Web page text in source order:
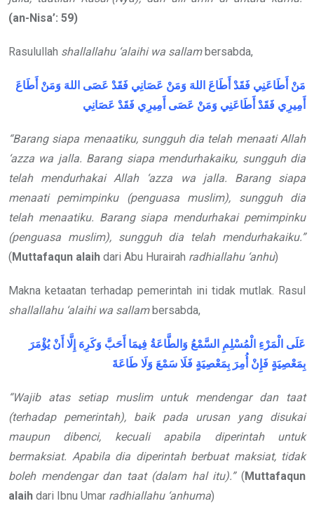
(an-Nisa’: 59)
Rasulullah shallallahu ‘alaihi wa sallambersabda,
مَنْ أَطَاعَنِي فَقَدْ أَطَاعَ اللهَ وَمَنْ عَصَانِي فَقَدْ عَصَى اللهَ وَمَنْ أَطَاعَ
أَمِيرِي فَقَدْ أَطَاعَنِي وَمَنْ عَصَى أَمِيرِي فَقَدْ عَصَانِي
“Barang siapa menaatiku, sungguh dia telah menaati Allah
‘azza wa jalla. Barang siapa mendurhakaiku, sungguh dia
telah mendurhakai Allah
‘azza wa jalla. Barang siapa
menaati pemimpinku (penguasa muslim), sungguh dia
telah menaatiku. Barang siapa mendurhakai pemimpinku
(penguasa muslim), sungguh dia telah mendurhakaiku.”
( Muttafaqun alaih dari Abu Hurairah radhiallahu ‘anhu)
Makna ketaatan terhadap pemerintah ini tidak mutlak. Rasul
shallallahu ‘alaihi wa sallambersabda,
عَلَى الْمَرْءِ الْمُسْلِمِ السَّمْعُ وَالطَّاعَةُ فِيمَا أَحَبَّ وَكَرِهَ إِلَّا أَنْ يُؤْمَرَ
بِمَعْصِيَةٍ فَإِنْ أُمِرَ بِمَعْصِيَةٍ فَلَا سَمْعَ وَلَا طَاعَةَ
“Wajib atas setiap muslim untuk mendengar dan taat
(terhadap pemerintah), baik pada urusan yang disukai
maupun dibenci, kecuali apabila diperintah untuk
bermaksiat. Apabila dia diperintah berbuat maksiat, tidak
boleh mendengar dan taat (dalam hal itu).” ( Muttafaqun
alaih dari Ibnu Umar radhiallahu ‘anhuma)